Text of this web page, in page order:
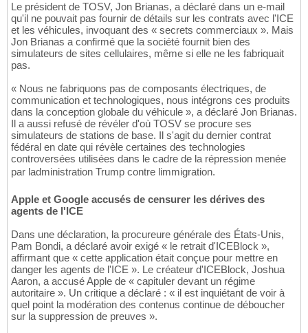
Le président de TOSV, Jon Brianas, a déclaré dans un e-mail
qu'il ne pouvait pas fournir de détails sur les contrats avec l'ICE
et les véhicules, invoquant des « secrets commerciaux ». Mais
Jon Brianas a confirmé que la société fournit bien des
simulateurs de sites cellulaires, même si elle ne les fabriquait
pas.
« Nous ne fabriquons pas de composants électriques, de
communication et technologiques, nous intégrons ces produits
dans la conception globale du véhicule », a déclaré Jon Brianas.
Il a aussi refusé de révéler d'où TOSV se procure ses
simulateurs de stations de base. Il s'agit du dernier contrat
fédéral en date qui révèle certaines des technologies
controversées utilisées dans le cadre de la répression menée
par ladministration Trump contre limmigration.
Apple et Google accusés de censurer les dérives des
agents de l'ICE
Dans une déclaration, la procureure générale des États-Unis,
Pam Bondi, a déclaré avoir exigé « le retrait d'ICEBlock »,
affirmant que « cette application était conçue pour mettre en
danger les agents de l'ICE ». Le créateur d'ICEBlock, Joshua
Aaron, a accusé Apple de « capituler devant un régime
autoritaire ». Un critique a déclaré : « il est inquiétant de voir à
quel point la modération des contenus continue de déboucher
sur la suppression de preuves ».